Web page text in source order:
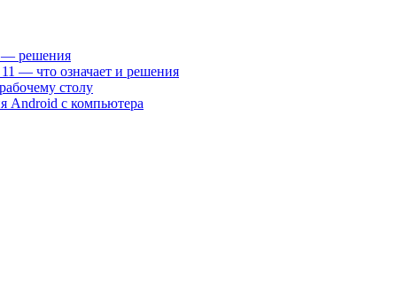
— решения
— что означает и решения
столу
Android с компьютера